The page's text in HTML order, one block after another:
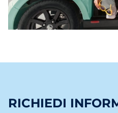
RICHIEDI